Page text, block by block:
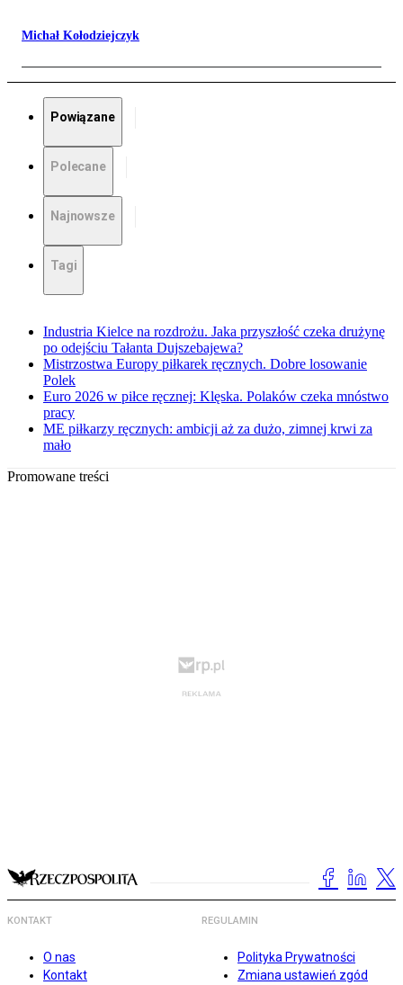
Michał Kołodziejczyk
Powiązane
Polecane
Najnowsze
Tagi
Industria Kielce na rozdrożu. Jaka przyszłość czeka drużynę
po odejściu Tałanta Dujszebajewa?
Mistrzostwa Europy piłkarek ręcznych. Dobre losowanie
Polek
Euro 2026 w piłce ręcznej: Klęska. Polaków czeka mnóstwo
pracy
ME piłkarzy ręcznych: ambicji aż za dużo, zimnej krwi za
mało
Promowane treści
KONTAKT
O nas
Kontakt
REGULAMIN
Polityka Prywatności
Zmiana ustawień zgód